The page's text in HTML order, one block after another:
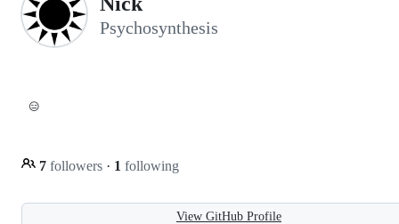
Psychosynthesis
😑
7 followers · 1 following
View GitHub Profile